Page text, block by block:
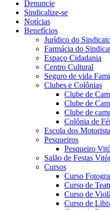
Denuncie
Sindicalize-se
Notícias
Benefícios
Jurídico do
Farmácia do
Espaço Cidadania
Centro Cultural
Seguro de vida
Clubes e Colônias
Clube de
Clube de
Clube de
Colônia de
Escola dos
Pesqueiros
Pesqueiro
Salão de Festas
Cursos
Curso
Curso de
Curso de
Curso de